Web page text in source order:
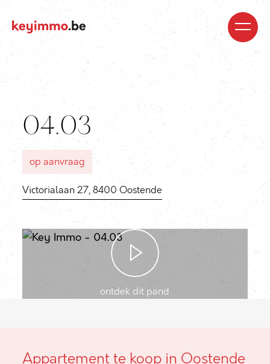
04.03
op aanvraag
Victorialaan 27, 8400 Oostende
ontdek dit pand
Appartement te koop in Oostende